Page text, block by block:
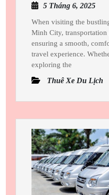
Minh
Car
With
Travel
And
Style
5 Tháng 6, 20255
6,
2025
When visiting the
Minh City,
ensuring a smooth,
travel experience.
exploring the
Thuê Xe Du Lịch